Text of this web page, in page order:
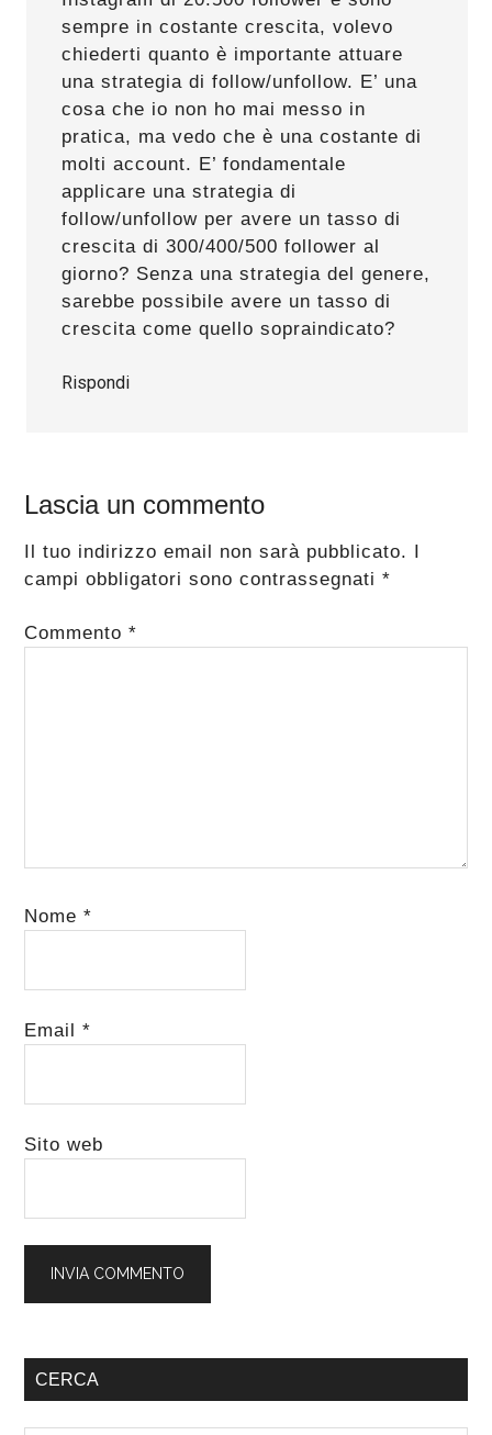
sempre in costante crescita, volevo
chiederti quanto è importante attuare
una strategia di follow/unfollow. E’ una
cosa che io non ho mai messo in
pratica, ma vedo che è una costante di
molti account. E’ fondamentale
applicare una strategia di
follow/unfollow per avere un tasso di
crescita di 300/400/500 follower al
giorno? Senza una strategia del genere,
sarebbe possibile avere un tasso di
crescita come quello sopraindicato?
Rispondi
Lascia un commento
Il tuo indirizzo email non sarà pubblicato. I
campi obbligatori sono contrassegnati*
Commento*
Nome*
Email*
Sito web
Barra
CERCA